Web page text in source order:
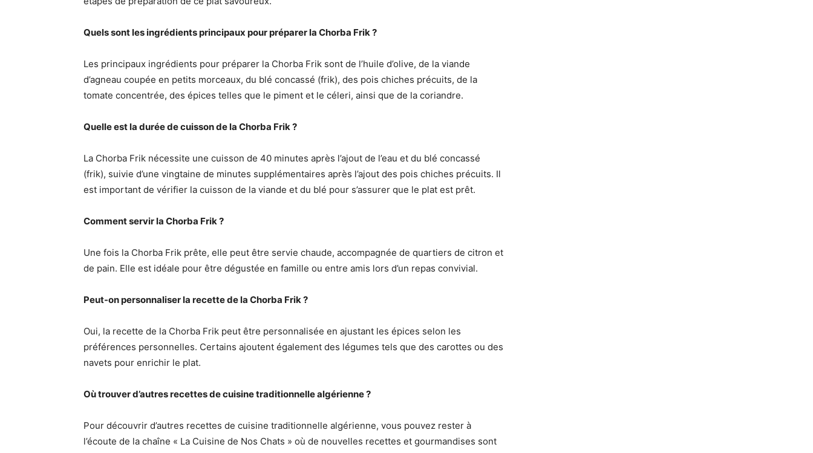
Quels sont les ingrédients principaux pour préparer la Chorba Frik ?
Les principaux ingrédients pour préparer la Chorba Frik sont de l’huile d’olive, de la viande
d’agneau coupée en petits morceaux, du blé concassé (frik), des pois chiches précuits, de la
tomate concentrée, des épices telles que le piment et le céleri, ainsi que de la coriandre.
Quelle est la durée de cuisson de la Chorba Frik ?
La Chorba Frik nécessite une cuisson de 40 minutes après l’ajout de l’eau et du blé concassé
(frik), suivie d’une vingtaine de minutes supplémentaires après l’ajout des pois chiches précuits. Il
est important de vérifier la cuisson de la viande et du blé pour s’assurer que le plat est prêt.
Comment servir la Chorba Frik ?
Une fois la Chorba Frik prête, elle peut être servie chaude, accompagnée de quartiers de citron et
de pain. Elle est idéale pour être dégustée en famille ou entre amis lors d’un repas convivial.
Peut-on personnaliser la recette de la Chorba Frik ?
Oui, la recette de la Chorba Frik peut être personnalisée en ajustant les épices selon les
préférences personnelles. Certains ajoutent également des légumes tels que des carottes ou des
navets pour enrichir le plat.
Où trouver d’autres recettes de cuisine traditionnelle algérienne ?
Pour découvrir d’autres recettes de cuisine traditionnelle algérienne, vous pouvez rester à
l’écoute de la chaîne « La Cuisine de Nos Chats » où de nouvelles recettes et gourmandises sont